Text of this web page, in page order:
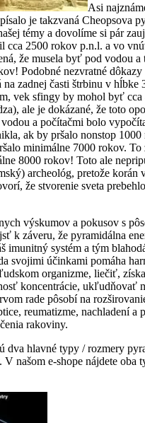
Asi
je takzvaná Cheopsova
témy a dovolíme si pár
cca 2500 rokov p.n.l. a vo
že musela byť pod vodou a
Podobné nezvratné
na zadnej časti štrbinu v hĺbke
vek sfingy by mohol byť
ale je dokázané, že toto
a počítačmi bolo
ak by pršalo nonstop 1000
minimálne 7000 rokov. To
8000 rokov! Toto ale
archeológ, pretože korán
že stvorenie sveta
výskumov a pokusov s
k záveru, že pyramidálna
imunitný systém a tým
svojimi účinkami pomáha
organizme, liečiť,
koncentrácie, ukľudňovať
rade pôsobí na
reumatizme, nachladení a
rakoviny.
dva hlavné typy / rozmery
našom e-shope nájdete oba